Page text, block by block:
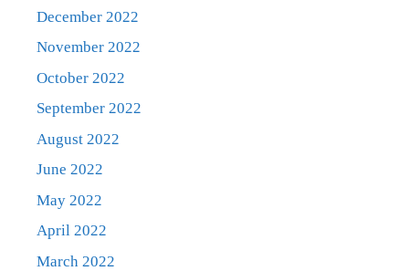
December 2022
November 2022
October 2022
September 2022
August 2022
June 2022
May 2022
April 2022
March 2022